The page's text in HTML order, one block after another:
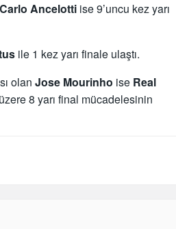
Carlo Ancelotti ise 9’uncu kez yarı
ile 1 kez yarı finale ulaştı.
olan Jose Mourinho ise Real
8 yarı final mücadelesinin